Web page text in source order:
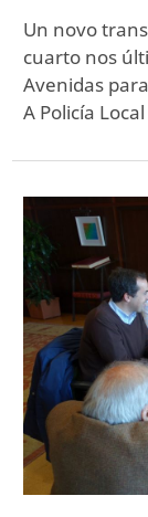
Un novo
cuarto nos
Avenidas
A Policía